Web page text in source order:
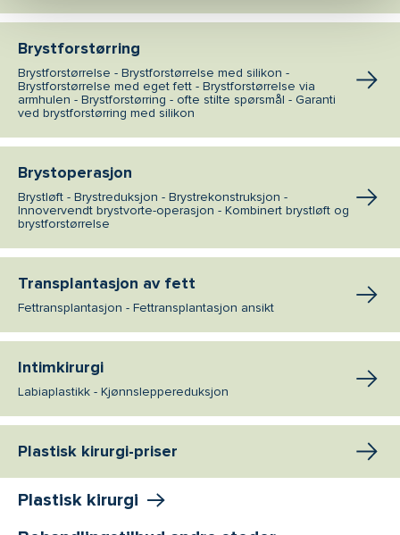
Brystforstørring
Brystforstørrelse - Brystforstørrelse med silikon -
Brystforstørrelse med eget fett - Brystforstørrelse via
armhulen - Brystforstørring - ofte stilte spørsmål - Garanti
ved brystforstørring med silikon
Brystoperasjon
Brystløft - Brystreduksjon - Brystrekonstruksjon -
Innovervendt brystvorte-operasjon - Kombinert brystløft og
brystforstørrelse
Transplantasjon av fett
Fettransplantasjon - Fettransplantasjon ansikt
Intimkirurgi
Labiaplastikk - Kjønnsleppereduksjon
Plastisk kirurgi-priser
Plastisk kirurgi